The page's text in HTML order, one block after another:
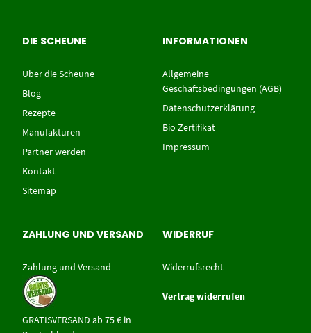
DIE SCHEUNE
Über die Scheune
Blog
Rezepte
Manufakturen
Partner werden
Kontakt
Sitemap
INFORMATIONEN
Allgemeine
Geschäftsbedingungen (AGB)
Datenschutzerklärung
Bio Zertifikat
Impressum
ZAHLUNG UND VERSAND
Zahlung und Versand
GRATISVERSAND ab 75 € in
WIDERRUF
Widerrufsrecht
Vertrag widerrufen